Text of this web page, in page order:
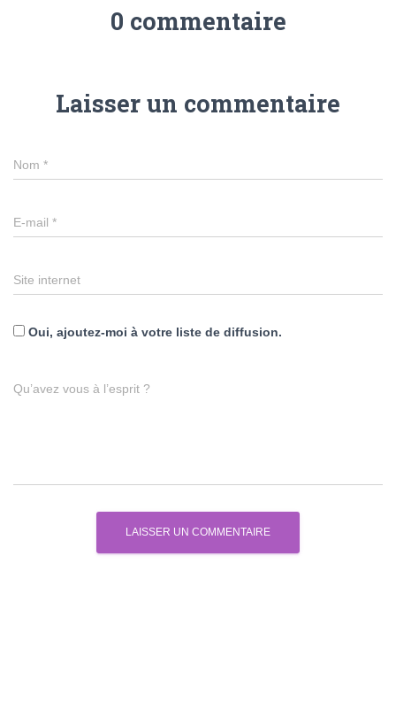
0 commentaire
Laisser un commentaire
Nom *
E-mail *
Site internet
Oui, ajoutez-moi à votre liste de diffusion.
Qu’avez vous à l’esprit ?